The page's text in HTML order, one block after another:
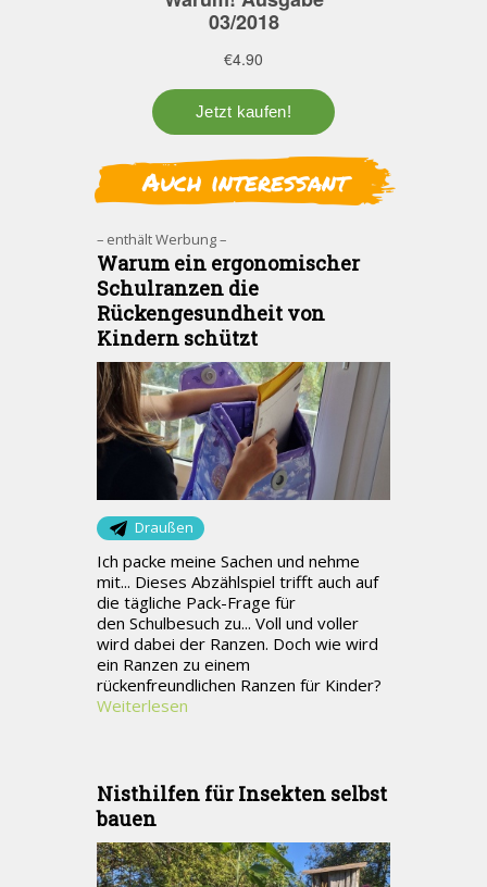
Auch interessant
– enthält Werbung –
Warum ein ergonomischer
Schulranzen die
Rückengesundheit von
Kindern schützt
Draußen
Ich packe meine Sachen und nehme
mit... Dieses Abzählspiel trifft auch auf
die tägliche Pack-Frage für
den Schulbesuch zu... Voll und voller
wird dabei der Ranzen. Doch wie wird
ein Ranzen zu einem
rückenfreundlichen Ranzen für Kinder?
Weiterlesen
Nisthilfen für Insekten selbst
bauen